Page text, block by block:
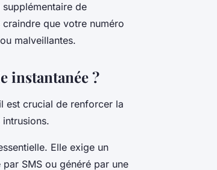
de
que votre numéro
malveillantes.
instantanée ?
est crucial de renforcer la
Elle exige un
SMS ou généré par une